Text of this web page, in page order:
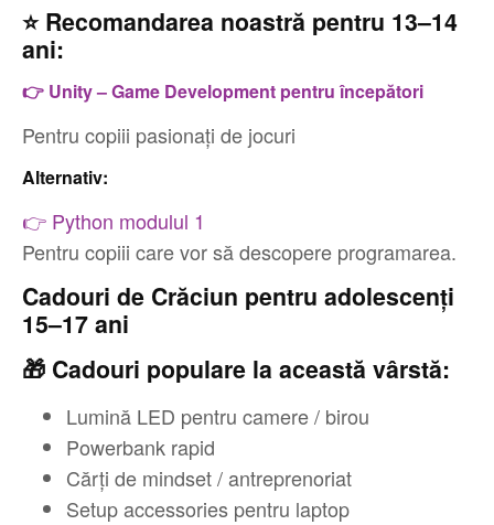
⭐ Recomandarea noastră pentru 13–14
ani:
👉 Unity – Game Development pentru începători
Pentru copiii pasionați de jocuri
Alternativ:
👉 Python modulul 1
Pentru copiii care vor să descopere programarea.
Cadouri de Crăciun pentru adolescenți
15–17 ani
🎁 Cadouri populare la această vârstă:
Lumină LED pentru camere / birou
Powerbank rapid
Cărți de mindset / antreprenoriat
Setup accessories pentru laptop